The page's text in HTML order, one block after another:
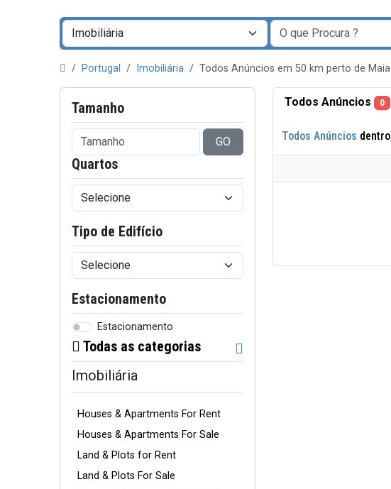
Portugal Imobiliária Todos Anúncios em 50 km perto de Maia
Tamanho
GO
Quartos
Tipo de Edifício
Estacionamento
Estacionamento
Todas as categorias
Imobiliária
Houses & Apartments For Rent
Houses & Apartments For Sale
Land & Plots for Rent
Land & Plots For Sale
Todos Anúncios 0
Todos Anúncios dentro